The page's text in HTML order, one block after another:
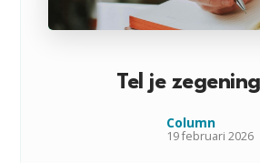
Tel je
Column
19 februari 2026